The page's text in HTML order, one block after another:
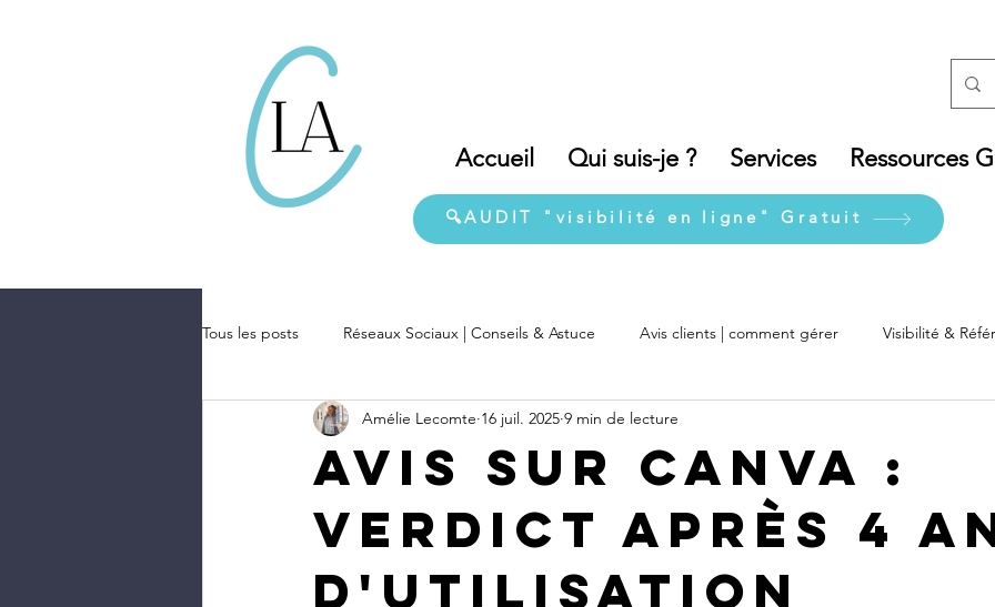
Accueil Qui suis-je ? Services Ressources
🔍AUDIT "visibilité en ligne" Gratuit
Tous les posts Réseaux Sociaux | Conseils & Astuce Avis clients | comment gérer Visibilité &
Avis sur Canva :
verdict après 4
d'utilisation
Amélie Lecomte 16 juil. 2025 9 min de lecture